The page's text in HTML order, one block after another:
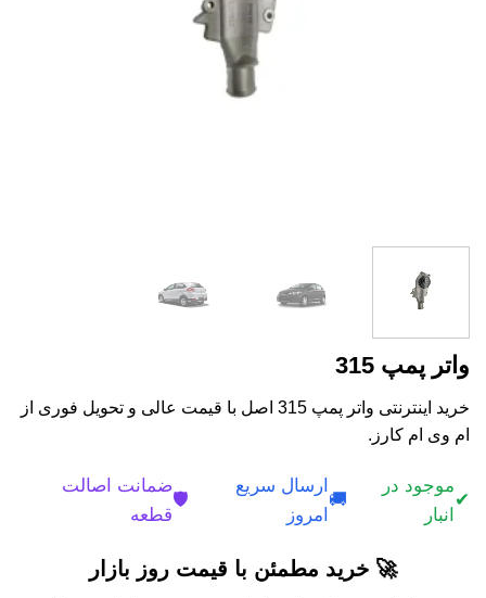
واتر پمپ 315
خرید اینترنتی واتر پمپ 315 اصل با قیمت عالی و تحویل فوری از
ام وی ام کارز.
✔
موجود در
انبار
🚚
ارسال سریع
امروز
🛡️
ضمانت اصالت
قطعه
🚀 خرید مطمئن با قیمت روز بازار